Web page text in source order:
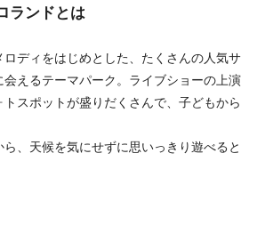
ランドとは
ディをはじめとした、たくさんの人気サ
会えるテーマパーク。ライブショーの上演
スポットが盛りだくさんで、子どもから
、天候を気にせずに思いっきり遊べると